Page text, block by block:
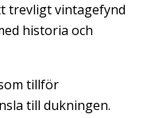
trevligt vintagefynd
historia och
tillför
till dukningen.